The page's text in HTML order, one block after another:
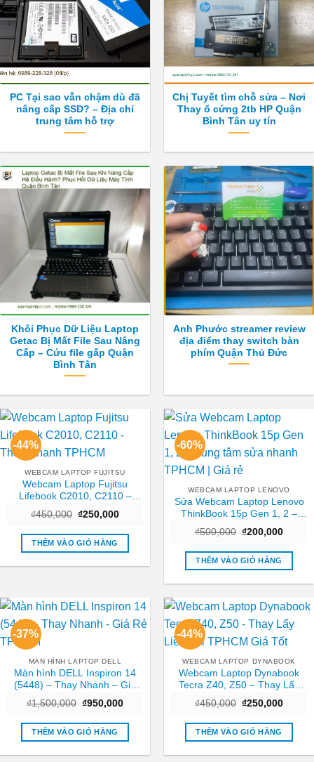
PC Tại sao vẫn chậm dù đã
nâng cấp SSD? – Địa chỉ
trung tâm hỗ trợ
Chị Tuyết tìm chỗ sửa – Nơi
Thay ổ cứng 2tb HP Quận
Bình Tân uy tín
Khôi Phục Dữ Liệu Laptop
Getac Bị Mất File Sau Nâng
Cấp – Cứu file gấp Quận
Bình Tân
Anh Phước streamer review
địa điểm thay switch bàn
phím Quận Thủ Đức
-44%
WEBCAM LAPTOP FUJITSU
Webcam Laptop Fujitsu
Lifebook C2010, C2110 –
₫450,000 Giá
là:
₫450,000.
₫250,000Giá
tại
₫250,000.
THÊM VÀO GIỎ HÀNG
-60%
WEBCAM LAPTOP LENOVO
Sửa Webcam Laptop Lenovo
ThinkBook 15p Gen 1, 2 –
| Giá rẻ
₫500,000 Giá
là:
₫500,000.
₫200,000Giá
tại
THÊM VÀO GIỎ HÀNG
-37%
MÀN HÌNH LAPTOP DELL
Màn hình DELL Inspiron 14
(5448) – Thay Nhanh – Giá
₫1,500,000 Giá
là:
₫1,500,000.
₫950,000Giá
tại
₫950,000.
THÊM VÀO GIỎ HÀNG
-44%
WEBCAM LAPTOP DYNABOOK
Webcam Laptop Dynabook
Tecra Z40, Z50 – Thay Lấy
₫450,000 Giá
là:
₫450,000.
₫250,000Giá
tại
THÊM VÀO GIỎ HÀNG